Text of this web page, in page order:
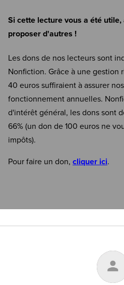
Si cette lecture vous a été
proposer d'autres !
Les dons de nos lecteurs sont
Nonfiction. Grâce à une gestion
40 euros suffiraient à assurer
fonctionnement annuelles.
d'intérêt général, les dons sont
66% (un don de 100 euros ne
impôts).
Pour faire un don, cliquer ici.